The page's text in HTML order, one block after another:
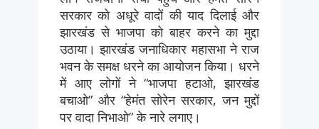
सरकार को अधूरे वादों की याद दिलाई और
झारखंड से भाजपा को बाहर करने का मुद्दा
उठाया। झारखंड जनाधिकार महासभा ने राज
भवन के समक्ष धरने का आयोजन किया। धरने
में आए लोगों ने “भाजपा हटाओ, झारखंड
बचाओ” और “हेमंत सोरेन सरकार, जन मुद्दों
पर वादा निभाओ” के नारे लगाए।